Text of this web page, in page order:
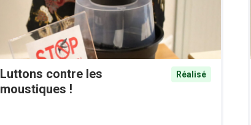
Luttons contre les
moustiques !
Réalisé